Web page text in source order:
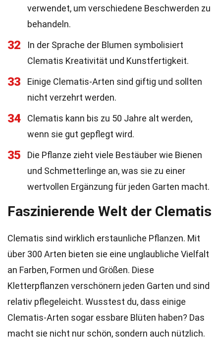
verwendet, um verschiedene Beschwerden zu
behandeln.
32
In der Sprache der Blumen symbolisiert
Clematis Kreativität und Kunstfertigkeit.
33
Einige Clematis-Arten sind giftig und sollten
nicht verzehrt werden.
34
Clematis kann bis zu 50 Jahre alt werden,
wenn sie gut gepflegt wird.
35
Die Pflanze zieht viele Bestäuber wie Bienen
und Schmetterlinge an, was sie zu einer
wertvollen Ergänzung für jeden Garten macht.
Faszinierende Welt der Clematis
Clematis sind wirklich erstaunliche Pflanzen. Mit
über 300 Arten bieten sie eine unglaubliche Vielfalt
an Farben, Formen und Größen. Diese
Kletterpflanzen verschönern jeden Garten und sind
relativ pflegeleicht. Wusstest du, dass einige
Clematis-Arten sogar essbare Blüten haben? Das
macht sie nicht nur schön, sondern auch nützlich.